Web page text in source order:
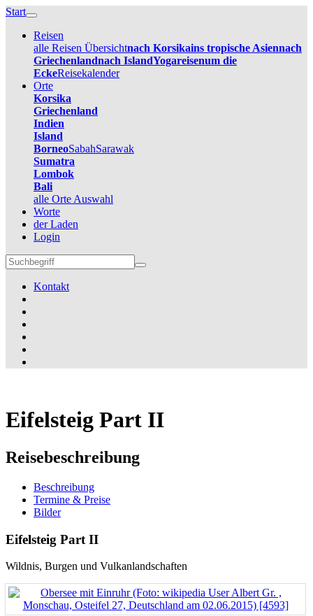
Start
Reisen
alle Reisen Übersichtnach Korsikains tropische Asiennach
Griechenlandnach IslandYogareisenum die
EckeReisekalender
Orte
Korsika
Griechenland
Indien
Island
BorneoSabahSarawak
Sumatra
Lombok
Bali
alle Orte Auswahl
Worte
der Laden
Login
Kontakt
Eifelsteig Part II
Reisebeschreibung
Beschreibung
Termine & Preise
Bilder
Eifelsteig Part II
Wildnis, Burgen und Vulkanlandschaften